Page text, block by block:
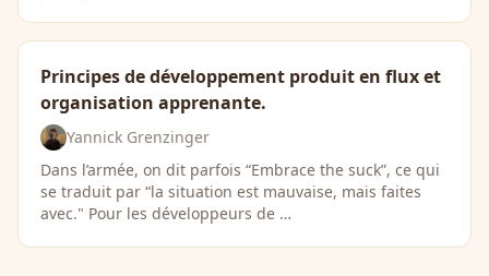
Principes de développement produit en flux et
organisation apprenante.
Yannick Grenzinger
Dans l’armée, on dit parfois “Embrace the suck”, ce qui
se traduit par “la situation est mauvaise, mais faites
avec." Pour les développeurs de …